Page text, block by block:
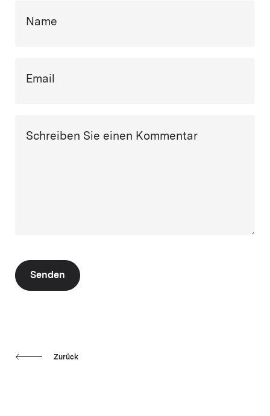
Name
Email
Schreiben Sie einen Kommentar
Senden
Zurück